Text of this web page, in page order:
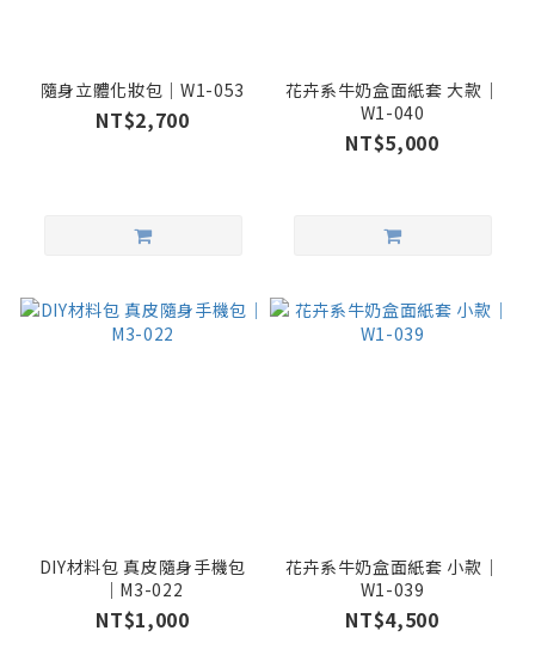
隨身立體化妝包｜W1-053
NT$2,700
花卉系牛奶盒面紙套 大款｜
W1-040
NT$5,000
DIY材料包 真皮隨身手機包
｜M3-022
NT$1,000
花卉系牛奶盒面紙套 小款｜
W1-039
NT$4,500